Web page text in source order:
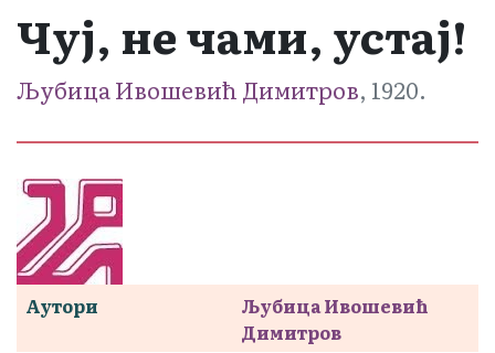
Чуј, не чами, устај!
Љубица Ивошевић Димитров, 1920.
Аутори
Љубица Ивошевић
Димитров